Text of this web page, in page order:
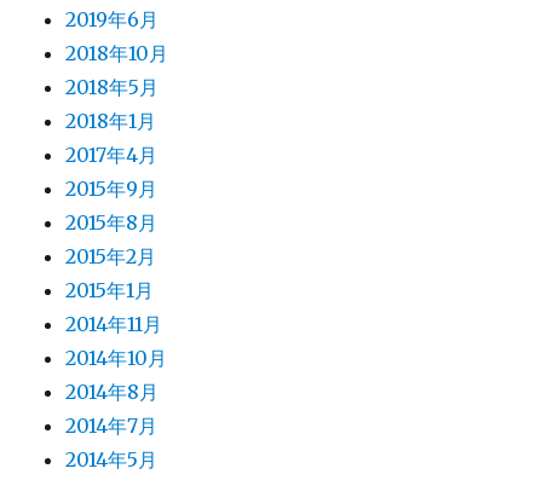
2019年6月
2018年10月
2018年5月
2018年1月
2017年4月
2015年9月
2015年8月
2015年2月
2015年1月
2014年11月
2014年10月
2014年8月
2014年7月
2014年5月